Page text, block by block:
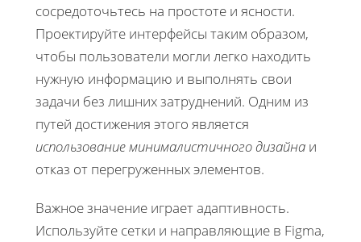
сосредоточьтесь на простоте и ясности.
Проектируйте интерфейсы таким образом,
чтобы пользователи могли легко находить
нужную информацию и выполнять свои
задачи без лишних затруднений. Одним из
путей достижения этого является
использование минималистичного дизайна и
отказ от перегруженных элементов.
Важное значение играет адаптивность.
Используйте сетки и направляющие в Figma,